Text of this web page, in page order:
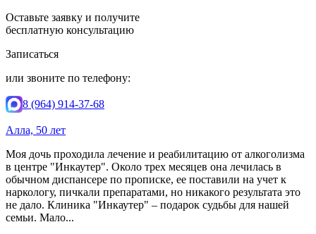
Оставьте заявку и получите
бесплатную консультацию
Записаться
или звоните по телефону:
8 (964) 914-37-68
Алла, 50 лет
Моя дочь проходила лечение и реабилитацию от алкоголизма
в центре "Инкаутер". Около трех месяцев она лечилась в
обычном диспансере по прописке, ее поставили на учет к
наркологу, пичкали препаратами, но никакого результата это
не дало. Клиника "Инкаутер" – подарок судьбы для нашей
семьи. Мало...